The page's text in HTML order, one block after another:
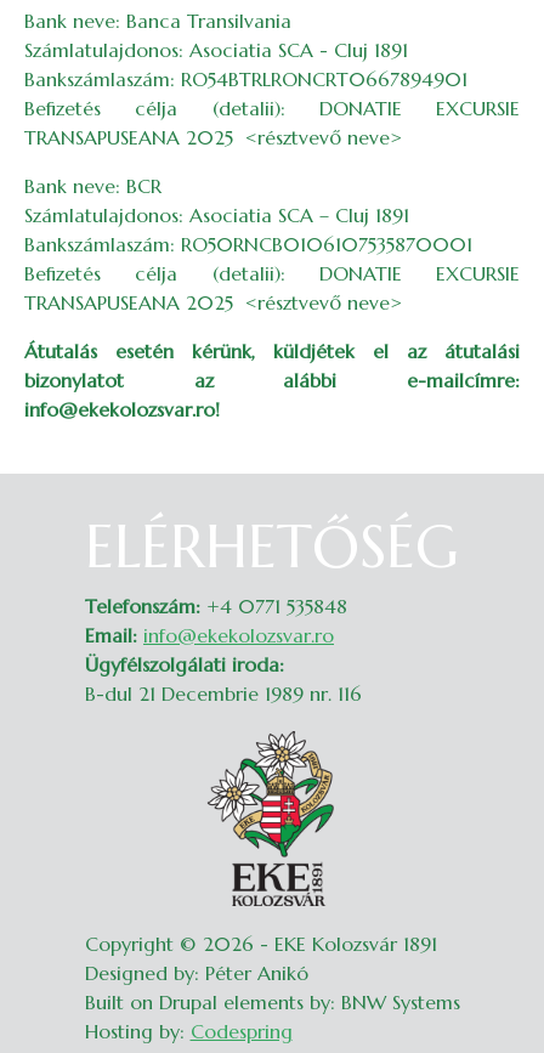
Bank neve: Banca Transilvania
Számlatulajdonos: Asociatia SCA - Cluj 1891
Bankszámlaszám: RO54BTRLRONCRT0667894901
Befizetés célja (detalii): DONATIE EXCURSIE
TRANSAPUSEANA 2025 <résztvevő neve>
Bank neve: BCR
Számlatulajdonos: Asociatia SCA – Cluj 1891
Bankszámlaszám: RO50RNCB0106107535870001
Befizetés célja (detalii): DONATIE EXCURSIE
TRANSAPUSEANA 2025 <résztvevő neve>
Átutalás esetén kérünk, küldjétek el az átutalási
bizonylatot az alábbi e-mailcímre:
info@ekekolozsvar.ro!
ELÉRHETŐSÉG
Telefonszám: +4 0771 535848
Email: info@ekekolozsvar.ro
Ügyfélszolgálati iroda:
B-dul 21 Decembrie 1989 nr. 116
Copyright © 2026 - EKE Kolozsvár 1891
Designed by: Péter Anikó
Built on Drupal elements by: BNW Systems
Hosting by: Codespring